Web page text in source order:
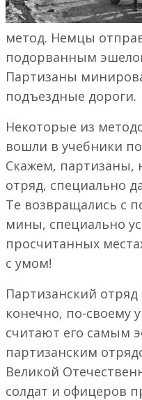
метод. Немцы
подорванным
Партизаны
подъездные дороги.
Некоторые из
вошли в учебники
Скажем, партизаны,
отряд, специально
Те возвращались с
мины, специально
просчитанных
с умом!
Партизанский
конечно, по-своему
считают его самым
партизанским
Великой
солдат и офицеров